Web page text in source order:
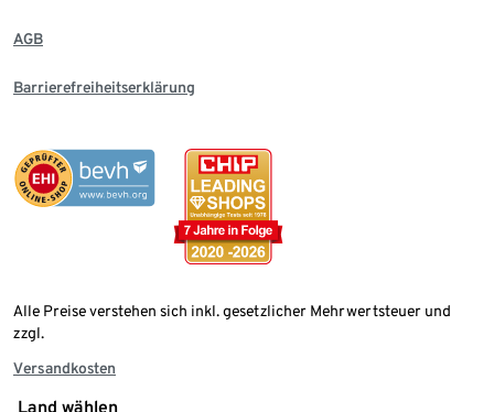
AGB
Barrierefreiheitserklärung
Alle Preise verstehen sich inkl. gesetzlicher Mehrwertsteuer und
zzgl.
Versandkosten
Land wählen